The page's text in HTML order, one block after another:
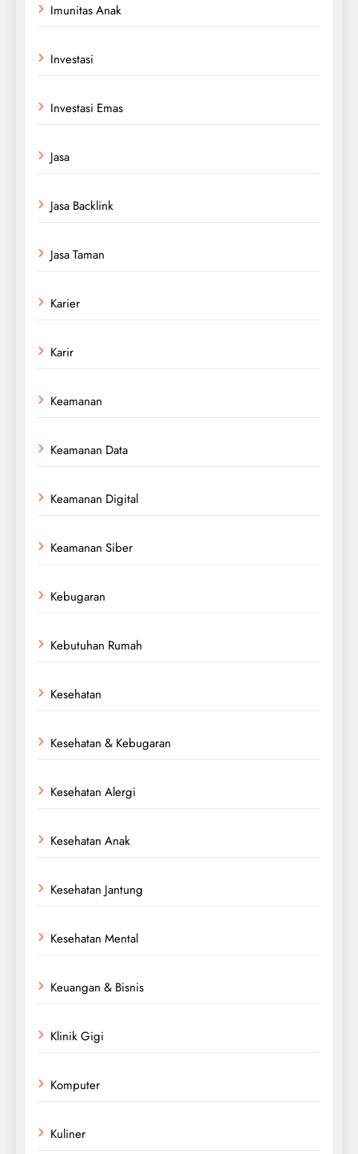
Imunitas Anak
Investasi
Investasi Emas
Jasa
Jasa Backlink
Jasa Taman
Karier
Karir
Keamanan
Keamanan Data
Keamanan Digital
Keamanan Siber
Kebugaran
Kebutuhan Rumah
Kesehatan
Kesehatan & Kebugaran
Kesehatan Alergi
Kesehatan Anak
Kesehatan Jantung
Kesehatan Mental
Keuangan & Bisnis
Klinik Gigi
Komputer
Kuliner